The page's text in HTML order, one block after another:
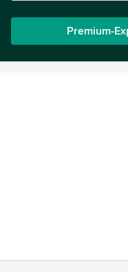
Premium-